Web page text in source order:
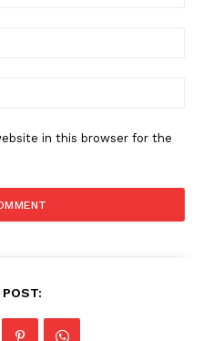
in this browser for the
POST: